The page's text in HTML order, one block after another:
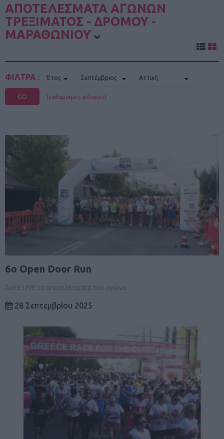
ΑΠΟΤΕΛΕΣΜΑΤΑ ΑΓΩΝΩΝ
ΤΡΕΞΙΜΑΤΟΣ - ΔΡΟΜΟΥ -
ΜΑΡΑΘΩΝΙΟΥ
ΦΙΛΤΡΑ :
GO (καθαρισμός φίλτρων)
6ο Open Door Run
Δείτε LIVE τα αποτελέσματα του αγώνα
28 Σεπτεμβρίου 2025